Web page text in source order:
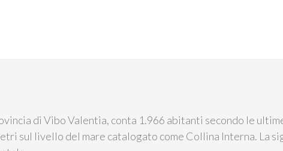
di Vibo Valentia, conta 1.966 abitanti secondo le
sul livello del mare catalogato come Collina Interna. La